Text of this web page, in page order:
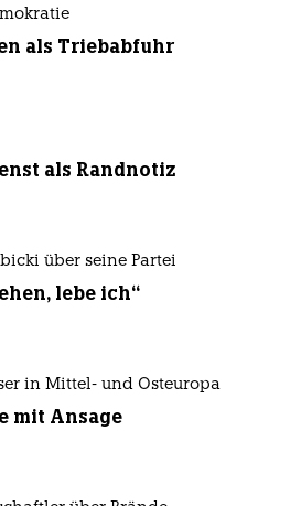
als Triebabfuhr
als Randnotiz
über seine Partei
lebe ich“
in Mittel- und Osteuropa
mit Ansage